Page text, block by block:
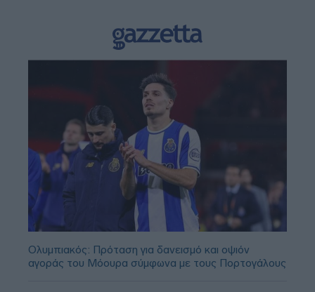
Ολυμπιακός: Πρόταση για δανεισμό και οψιόν
αγοράς του Μόουρα σύμφωνα με τους Πορτογάλους